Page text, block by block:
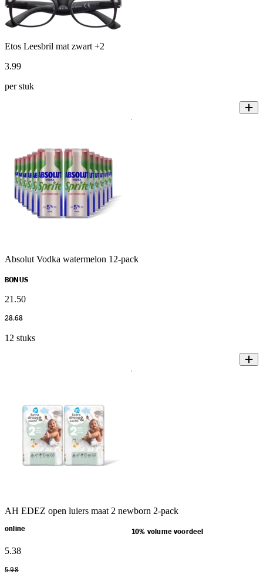
Etos Leesbril mat zwart +2
3.99
per stuk
Absolut Vodka watermelon 12-pack
BONUS
21 .50
28.68
12 stuks
AH EDEZ open luiers maat 2 newborn 2-pack
online 10% volume voordeel
5.38
5.98